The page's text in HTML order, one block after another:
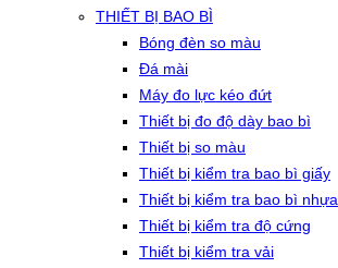
THIẾT BỊ BAO BÌ
Bóng đèn so màu
Đá mài
Máy đo lực kéo đứt
Thiết bị đo độ dày bao bì
Thiết bị so màu
Thiết bị kiểm tra bao bì giấy
Thiết bị kiểm tra bao bì nhựa
Thiết bị kiểm tra độ cứng
Thiết bị kiểm tra vải